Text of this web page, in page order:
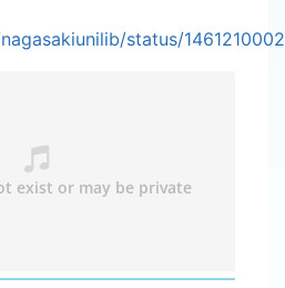
status/